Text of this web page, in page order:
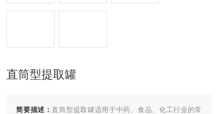
直筒型提取罐
简要描述： 直筒型提取罐适用于中药、食品、化工行业的常